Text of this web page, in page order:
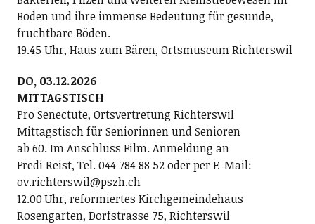
Boden und ihre immense Bedeutung für gesunde,
fruchtbare Böden.
19.45 Uhr, Haus zum Bären, Ortsmuseum Richterswil
DO, 03.12.2026
MITTAGSTISCH
Pro Senectute, Ortsvertretung Richterswil
Mittagstisch für Seniorinnen und Senioren
ab 60. Im Anschluss Film. Anmeldung an
Fredi Reist, Tel. 044 784 88 52 oder per E-Mail:
ov.richterswil@pszh.ch
12.00 Uhr, reformiertes Kirchgemeindehaus
Rosengarten, Dorfstrasse 75, Richterswil